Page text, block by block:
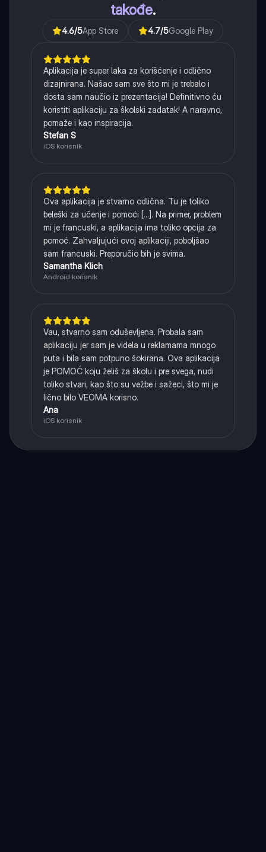
takođe.
4.6/5App Store 4.7/5Google Play
Aplikacija je super laka za korišćenje i odlično
dizajnirana. Našao sam sve što mi je trebalo i
dosta sam naučio iz prezentacija! Definitivno ću
koristiti aplikaciju za školski zadatak! A naravno,
pomaže i kao inspiracija.
Stefan S
iOS korisnik
Ova aplikacija je stvarno odlična. Tu je toliko
beleški za učenje i pomoći [...]. Na primer, problem
mi je francuski, a aplikacija ima toliko opcija za
pomoć. Zahvaljujući ovoj aplikaciji, poboljšao
sam francuski. Preporučio bih je svima.
Samantha Klich
Android korisnik
Vau, stvarno sam oduševljena. Probala sam
aplikaciju jer sam je videla u reklamama mnogo
puta i bila sam potpuno šokirana. Ova aplikacija
je POMOĆ koju želiš za školu i pre svega, nudi
toliko stvari, kao što su vežbe i sažeci, što mi je
lično bilo VEOMA korisno.
Ana
iOS korisnik